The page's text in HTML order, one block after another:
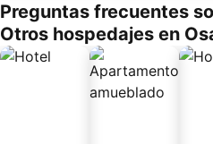
Preguntas frecuentes
Otros hospedajes en